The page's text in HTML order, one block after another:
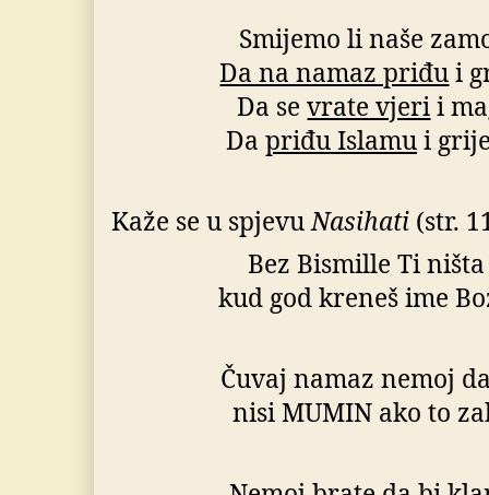
Smijemo li naše
Da na namaz priđui
Da sevrate vjerii
Da priđu Islamui
Kaže se u spjevuNasihati (str.
Bez Bismille Ti
kud god kreneš ime
Čuvaj namaz nemoj
nisi MUMIN ako to